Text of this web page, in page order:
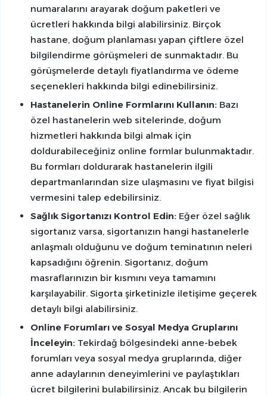
numaralarını arayarak doğum paketleri ve
ücretleri hakkında bilgi alabilirsiniz. Birçok
hastane, doğum planlaması yapan çiftlere özel
bilgilendirme görüşmeleri de sunmaktadır. Bu
görüşmelerde detaylı fiyatlandırma ve ödeme
seçenekleri hakkında bilgi edinebilirsiniz.
Hastanelerin Online Formlarını Kullanın: Bazı
özel hastanelerin web sitelerinde, doğum
hizmetleri hakkında bilgi almak için
doldurabileceğiniz online formlar bulunmaktadır.
Bu formları doldurarak hastanelerin ilgili
departmanlarından size ulaşmasını ve fiyat bilgisi
vermesini talep edebilirsiniz.
Sağlık Sigortanızı Kontrol Edin: Eğer özel sağlık
sigortanız varsa, sigortanızın hangi hastanelerle
anlaşmalı olduğunu ve doğum teminatının neleri
kapsadığını öğrenin. Sigortanız, doğum
masraflarınızın bir kısmını veya tamamını
karşılayabilir. Sigorta şirketinizle iletişime geçerek
detaylı bilgi alabilirsiniz.
Online Forumları ve Sosyal Medya Gruplarını
İnceleyin: Tekirdağ bölgesindeki anne-bebek
forumları veya sosyal medya gruplarında, diğer
anne adaylarının deneyimlerini ve paylaştıkları
ücret bilgilerini bulabilirsiniz. Ancak bu bilgilerin